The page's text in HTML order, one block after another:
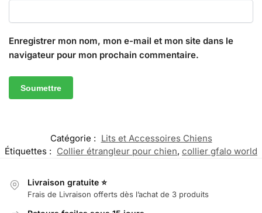
Enregistrer mon nom, mon e-mail et mon site dans le
navigateur pour mon prochain commentaire.
Catégorie : Lits et Accessoires Chiens
Étiquettes : Collier étrangleur pour chien, collier gfalo world
Livraison gratuite ⭐
Frais de Livraison offerts dès l’achat de 3 produits